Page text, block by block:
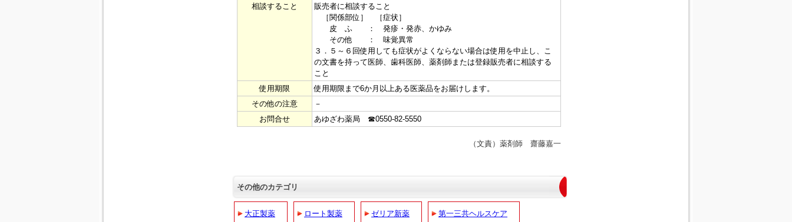
相談すること
販売者に相談すること
［関係部位］ ［症状］
皮 ふ ： 発疹・発赤、かゆみ
その他 ： 味覚異常
３．５～６回使用しても症状がよくならない場合は使用を中止し、こ
の文書を持って医師、歯科医師、薬剤師または登録販売者に相談する
こと
使用期限
使用期限まで6か月以上ある医薬品をお届けします。
その他の注意
－
お問合せ
あゆざわ薬局 ☎0550-82-5550
（文責）薬剤師 齋藤嘉一
その他のカテゴリ
大正製薬 ロート製薬 ゼリア新薬 第一三共ヘルスケア